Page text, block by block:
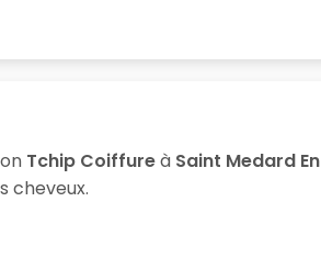
Tchip Coiffureà Saint Medard En
cheveux.